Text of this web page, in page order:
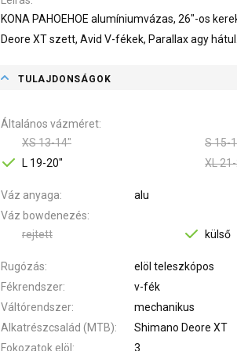
KONA PAHOEHOE alumíniumvázas, 26"-os
Deore XT szett, Avid V-fékek, Parallax agy
TULAJDONSÁGOK
Általános vázméret
XS 13-14"
S 15-
L 19-20"
XL
Váz anyaga
alu
Váz bowdenezés
rejtett
külső
Rugózás
elöl teleszkópos
Fékrendszer
v-fék
Váltórendszer
mechanikus
Alkatrészcsalád (MTB)
Shimano Deore XT
Fokozatok elöl
3